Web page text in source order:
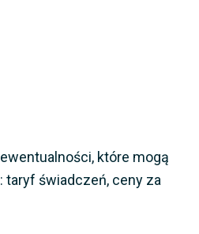
które mogą
taryf świadczeń, ceny za